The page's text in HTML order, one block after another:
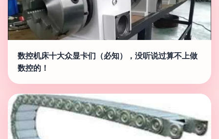
数控机床十大众显卡们（必知），没听说过算不上做
数控的！